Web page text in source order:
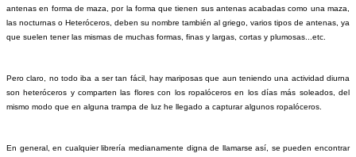
antenas en forma de maza, por la forma que tienen sus antenas acabadas como una maza,
las nocturnas o Heteróceros, deben su nombre también al griego, varios tipos de antenas, ya
que suelen tener las mismas de muchas formas, finas y largas, cortas y plumosas...etc.
Pero claro, no todo iba a ser tan fácil, hay mariposas que aun teniendo una actividad diurna
son heteróceros y comparten las flores con los ropalóceros en los días más soleados, del
mismo modo que en alguna trampa de luz he llegado a capturar algunos ropalóceros.
En general, en cualquier librería medianamente digna de llamarse así, se pueden encontrar